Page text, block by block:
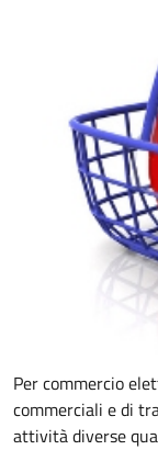
Per commercio
commerciali e di
attività diverse